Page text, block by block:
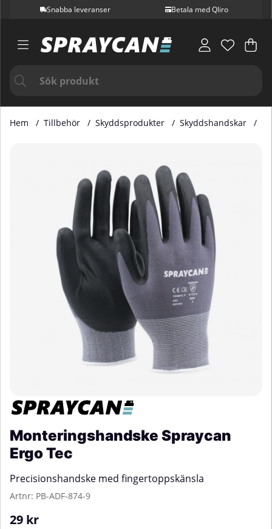
Snabba leveranser Betala med Qliro
.
Hem Tillbehör Skyddsprodukter Skyddshandskar
Monteringshandske Spraycan
Ergo Tec
Precisionshandske med fingertoppskänsla
Artnr: PB-ADF-874-9
29 kr